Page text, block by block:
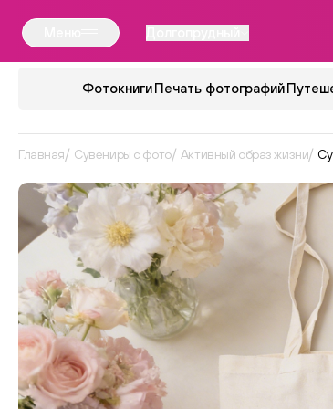
Фотокниги Печать фотографий
Главная Сувениры с фото Активный образ жизни